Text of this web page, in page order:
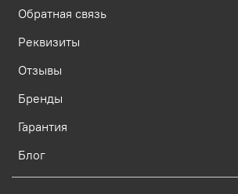
Обратная связь
Реквизиты
Отзывы
Бренды
Гарантия
Блог